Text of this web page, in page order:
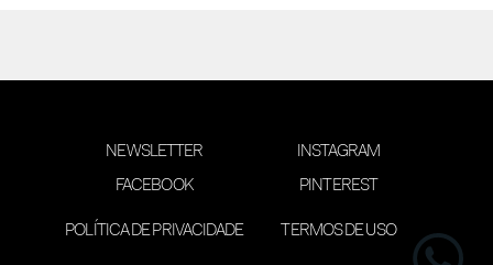
NEWSLETTER INSTAGRAM
FACEBOOK PINTEREST
POLÍTICA DE PRIVACIDADE TERMOS DE USO